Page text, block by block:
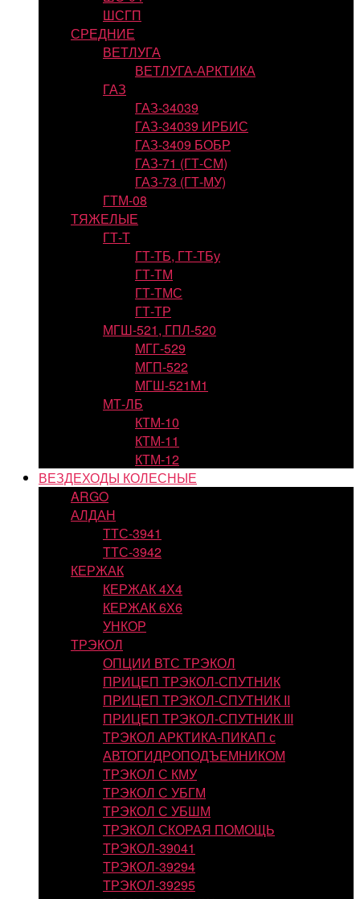
ШСГП
СРЕДНИЕ
ВЕТЛУГА
ВЕТЛУГА-АРКТИКА
ГАЗ
ГАЗ-34039
ГАЗ-34039 ИРБИС
ГАЗ-3409 БОБР
ГАЗ-71 (ГТ-СМ)
ГАЗ-73 (ГТ-МУ)
ГТМ-08
ТЯЖЕЛЫЕ
ГТ-Т
ГТ-ТБ, ГТ-ТБу
ГТ-ТМ
ГТ-ТМС
ГТ-ТР
МГШ-521, ГПЛ-520
МГГ-529
МГП-522
МГШ-521М1
МТ-ЛБ
КТМ-10
КТМ-11
КТМ-12
ВЕЗДЕХОДЫ КОЛЕСНЫЕ
ARGO
АЛДАН
ТТС-3941
ТТС-3942
КЕРЖАК
КЕРЖАК 4Х4
КЕРЖАК 6Х6
УНКОР
ТРЭКОЛ
ОПЦИИ ВТС ТРЭКОЛ
ПРИЦЕП ТРЭКОЛ-СПУТНИК
ПРИЦЕП ТРЭКОЛ-СПУТНИК II
ПРИЦЕП ТРЭКОЛ-СПУТНИК III
ТРЭКОЛ АРКТИКА-ПИКАП с
АВТОГИДРОПОДЪЕМНИКОМ
ТРЭКОЛ С КМУ
ТРЭКОЛ С УБГМ
ТРЭКОЛ С УБШМ
ТРЭКОЛ СКОРАЯ ПОМОЩЬ
ТРЭКОЛ-39041
ТРЭКОЛ-39294
ТРЭКОЛ-39295